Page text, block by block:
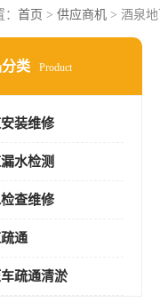
首页 > 供应商机 > 酒泉
类 Product
装维修
水检测
查维修
通
疏通清淤